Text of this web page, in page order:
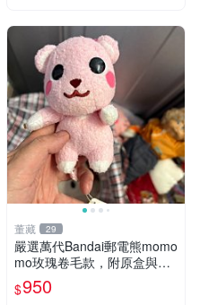
董藏 29
嚴選萬代Bandai郵電熊momo
mo玫瑰卷毛款，附原盒與吊
牌，粉嫩可愛入手即柔軟～
玫瑰卷毛 郵電熊 正品
$950